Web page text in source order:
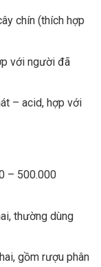
chín (thích hợp
với người đã
– acid, hợp với
– 500.000
thường dùng
gồm rượu phân